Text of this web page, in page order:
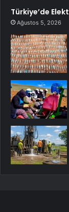
Türkiye’de
Ağustos 5, 2026